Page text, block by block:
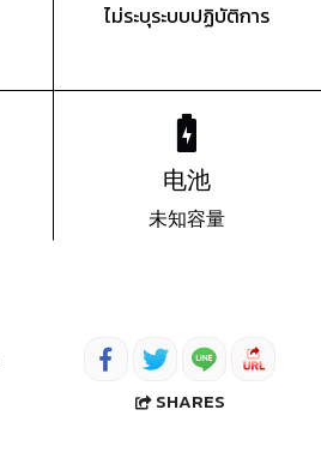
ไม่ระบุระบบปฏิบัติการ
电池
未知容量
SHARES